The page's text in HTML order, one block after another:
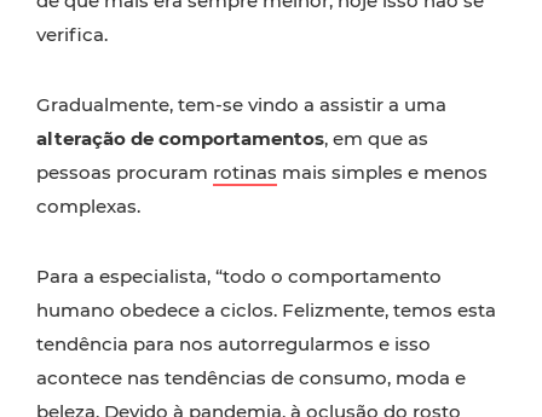
verifica.
Gradualmente, tem-se vindo a assistir a uma
alteração de comportamentos, em que as
pessoas procuram rotinas mais simples e menos
complexas.
Para a especialista, “todo o comportamento
humano obedece a ciclos. Felizmente, temos esta
tendência para nos autorregularmos e isso
acontece nas tendências de consumo, moda e
beleza. Devido à pandemia, à oclusão do rosto